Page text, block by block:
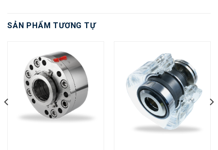
SẢN PHẨM TƯƠNG TỰ